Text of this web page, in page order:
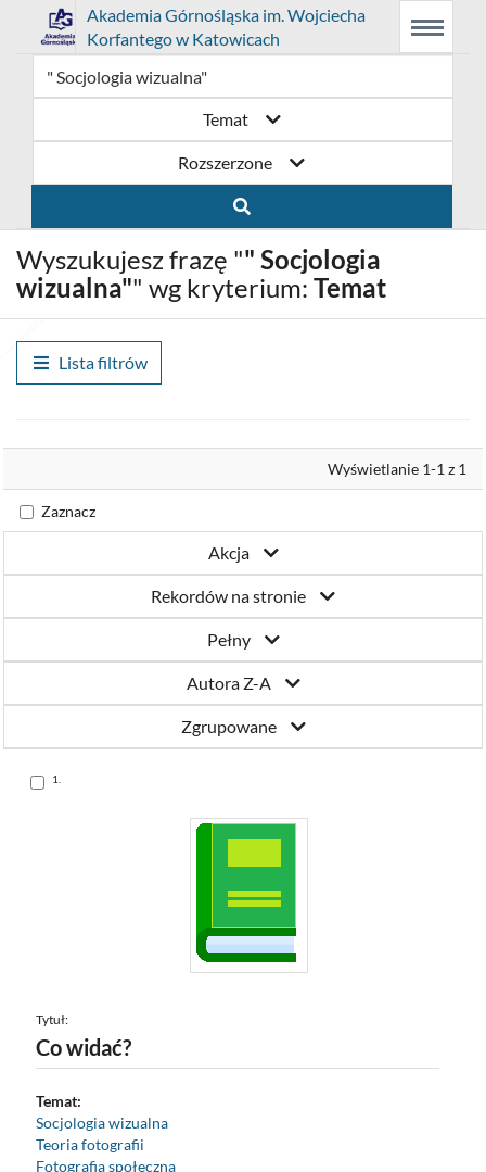
Menu
główne
Wyszukiwarka
Treść
główna
Przejdź
do
strony
domowej
biblioteki
Akademia
Górnośląska
im.
Wojciecha
w
Katowicach
Link
otwiera
się
w
nowym
oknie
Prolib
Integro
-
główna
Akademia Górnośląska im. Wojciecha
Korfantego w Katowicach
Menu
Temat
Rozszerzone
Wyszukujesz frazę "" Socjologia
wizualna"" wg kryterium: Temat
Lista filtrów
Wyświetlanie 1-1 z 1
Zaznacz
Akcja
Rekordów na stronie
Pełny
Autora Z-A
Zgrupowane
Skocz
do
1.
Tytuł:
Co widać?
Temat:
Socjologia wizualna
Teoria fotografii
Fotografia społeczna